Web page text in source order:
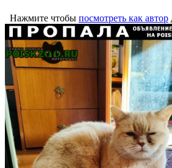
Нажмите чтобы посмотреть как автор